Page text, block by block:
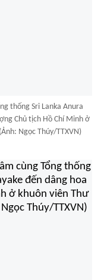
thống Sri Lanka Anura
Chủ tịch Hồ Chí Minh ở
Ngọc Thúy/TTXVN)